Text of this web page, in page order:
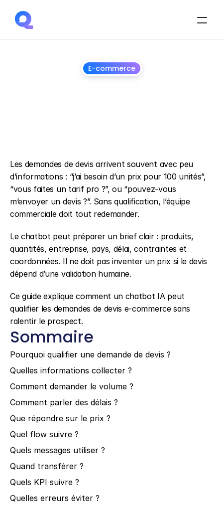
E-commerce
Les demandes de devis arrivent souvent avec peu
d’informations : “j’ai besoin d’un prix pour 100 unités”,
“vous faites un tarif pro ?”, ou “pouvez-vous
m’envoyer un devis ?”. Sans qualification, l’équipe
commerciale doit tout redemander.
Le chatbot peut préparer un brief clair : produits,
quantités, entreprise, pays, délai, contraintes et
coordonnées. Il ne doit pas inventer un prix si le devis
dépend d’une validation humaine.
Ce guide explique comment un chatbot IA peut
qualifier les demandes de devis e-commerce sans
ralentir le prospect.
Sommaire
Pourquoi qualifier une demande de devis ?
Quelles informations collecter ?
Comment demander le volume ?
Comment parler des délais ?
Que répondre sur le prix ?
Quel flow suivre ?
Quels messages utiliser ?
Quand transférer ?
Quels KPI suivre ?
Quelles erreurs éviter ?